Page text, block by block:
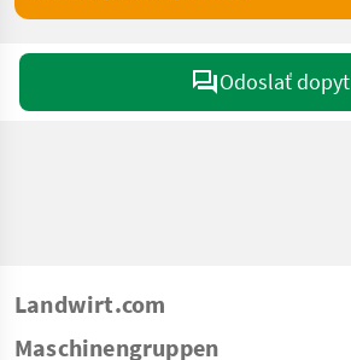
Odoslať dopyt
Landwirt.com
Maschinengruppen